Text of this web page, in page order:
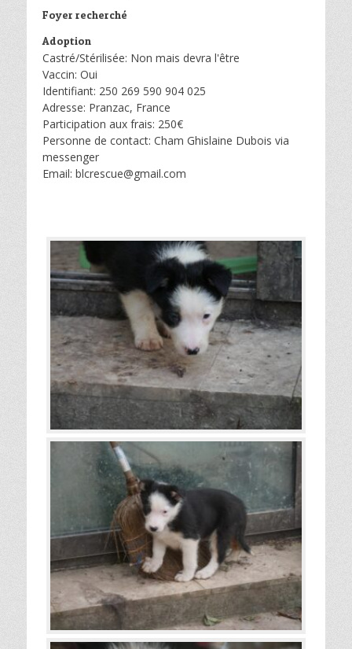
Foyer recherché
Adoption
Castré/Stérilisée: Non mais devra l'être
Vaccin: Oui
Identifiant: 250 269 590 904 025
Adresse: Pranzac, France
Participation aux frais: 250€
Personne de contact: Cham Ghislaine Dubois via
messenger
Email: blcrescue@gmail.com